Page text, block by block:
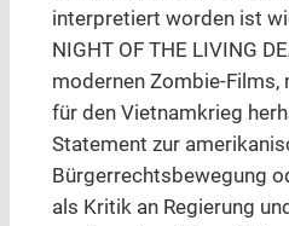
interpretiert worden ist
NIGHT OF THE LIVING
modernen Zombie-
für den Vietnamkrieg
Statement zur
Bürgerrechtsbewegung
als Kritik an Regierung